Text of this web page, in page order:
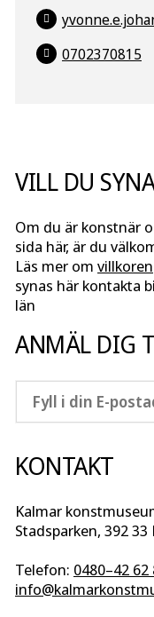
0702370815
VILL DU
Om du är konstnär
sida här, är du
Läs mer om villkoren
synas här kontakta
län
ANMÄL DIG
KONTAKT
Kalmar
Stadsparken, 392 33
Telefon: 0480–42 62